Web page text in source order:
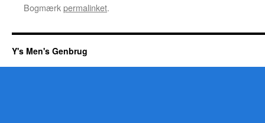
Bogmærkpermalinket.
Y's Men's Genbrug